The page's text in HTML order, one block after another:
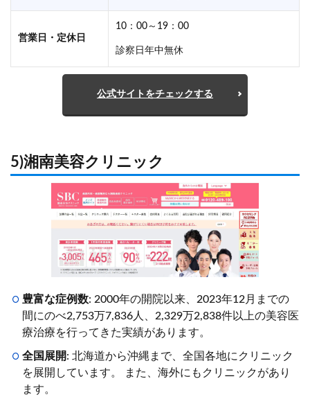
営業日・定休日
10：00～19：00
診察日年中無休
公式サイトをチェックする
5)湘南美容クリニック
豊富な症例数: 2000年の開院以来、2023年12月までの
間にのべ2,753万7,836人、2,329万2,838件以上の美容医
療治療を行ってきた実績があります。
全国展開: 北海道から沖縄まで、全国各地にクリニック
を展開しています。 また、海外にもクリニックがあり
ます。